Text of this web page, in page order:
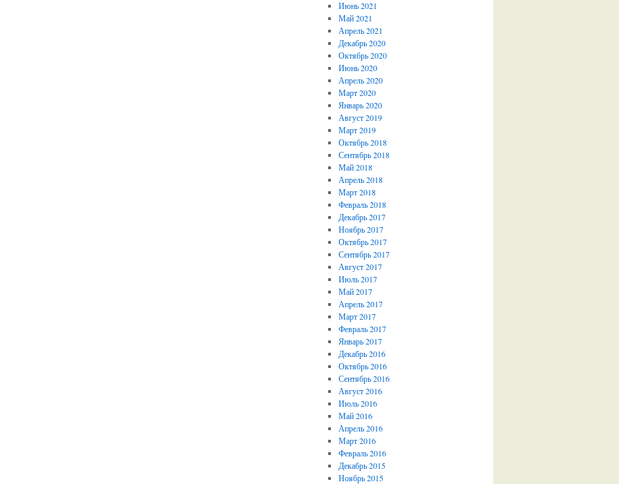
Июнь 2021
Май 2021
Апрель 2021
Декабрь 2020
Октябрь 2020
Июнь 2020
Апрель 2020
Март 2020
Январь 2020
Август 2019
Март 2019
Октябрь 2018
Сентябрь 2018
Май 2018
Апрель 2018
Март 2018
Февраль 2018
Декабрь 2017
Ноябрь 2017
Октябрь 2017
Сентябрь 2017
Август 2017
Июль 2017
Май 2017
Апрель 2017
Март 2017
Февраль 2017
Январь 2017
Декабрь 2016
Октябрь 2016
Сентябрь 2016
Август 2016
Июль 2016
Май 2016
Апрель 2016
Март 2016
Февраль 2016
Декабрь 2015
Ноябрь 2015